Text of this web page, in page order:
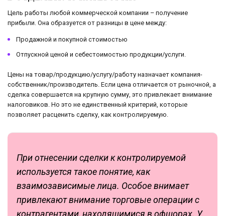
Цель работы любой коммерческой компании – получение
прибыли. Она образуется от разницы в цене между:
Продажной и покупной стоимостью
Отпускной ценой и себестоимостью продукции/услуги.
Цены на товар/продукцию/услугу/работу назначает компания-
собственник/производитель. Если цена отличается от рыночной, а
сделка совершается на крупную сумму, это привлекает внимание
налоговиков. Но это не единственный критерий, которые
позволяет расценить сделку, как контролируемую.
При отнесении сделки к контролируемой
используется такое понятие, как
взаимозависимые лица. Особое внимает
привлекают внимание торговые операции с
контрагентами, находящимися в офшорах. У